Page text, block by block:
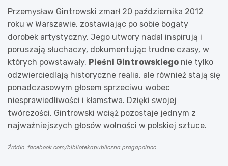
Przemysław Gintrowski zmarł 20 października 2012
roku w Warszawie, zostawiając po sobie bogaty
dorobek artystyczny. Jego utwory nadal inspirują i
poruszają słuchaczy, dokumentując trudne czasy, w
których powstawały. Pieśni Gintrowskiego nie tylko
odzwierciedlają historyczne realia, ale również stają się
ponadczasowym głosem sprzeciwu wobec
niesprawiedliwości i kłamstwa. Dzięki swojej
twórczości, Gintrowski wciąż pozostaje jednym z
najważniejszych głosów wolności w polskiej sztuce.
Źródło: facebook.com/bibliotekapubliczna.pragapolnoc